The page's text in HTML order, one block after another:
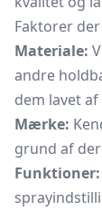
Faktorer
Materiale:
andre
dem lavet af
Mærke:
grund af
Funktioner: